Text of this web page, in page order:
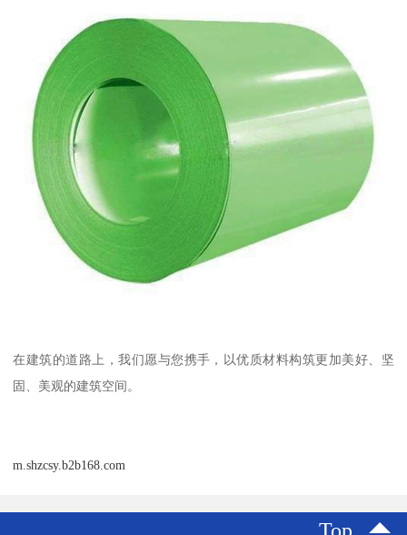
在建筑的道路上，我们愿与您携手，以优质材料构筑更加美好、坚
固、美观的建筑空间。
m.shzcsy.b2b168.com
Top